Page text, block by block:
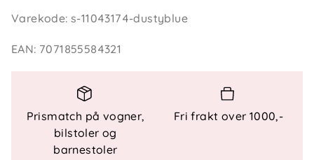
og hindrer at vann renner ned i kragen.
den justerbare hakestroppen sørger for at
sydvesten holder seg på plass gjennom lek og
bevegelse. En praktisk navnelapp på innsiden gjør
det enklere å holde orden i barnehagen.
Varekode:s-11043174-dustyblue
EAN: 7071855584321
Prismatch på vogner,
bilstoler og
barnestoler
Fri frakt over 1000,-